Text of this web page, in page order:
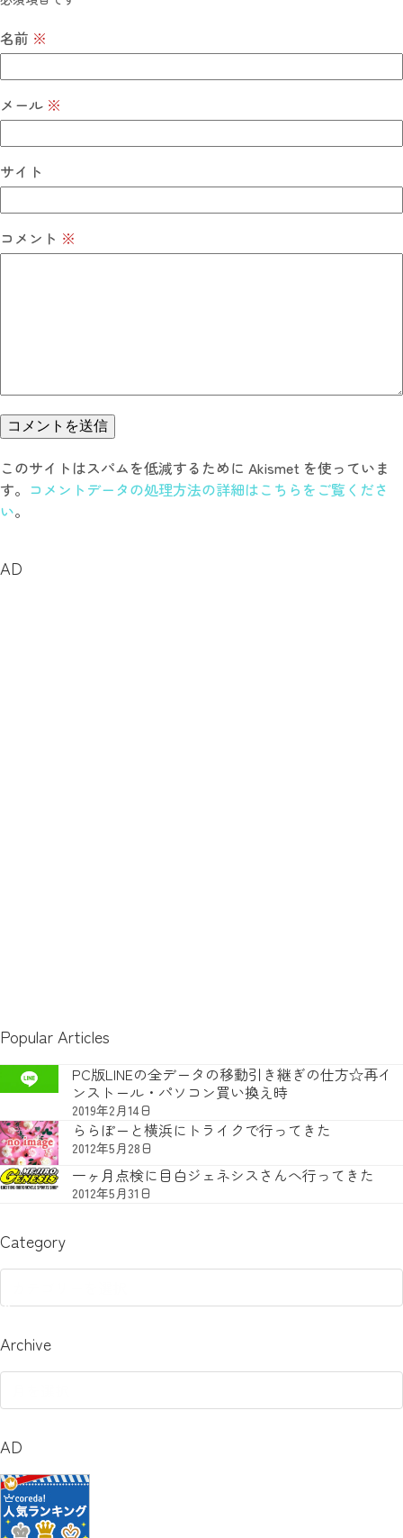
名前 ※
メール ※
サイト
コメント ※
このサイトはスパムを低減するために Akismet を使っていま
す。 コメントデータの処理方法の詳細はこちらをご覧くださ
い。
AD
Popular Articles
PC版LINEの全データの移動引き継ぎの仕方☆再イ
ンストール・パソコン買い換え時
2019年2月14日
ららぽーと横浜にトライクで行ってきた
2012年5月28日
一ヶ月点検に目白ジェネシスさんへ行ってきた
2012年5月31日
Category
Archive
AD